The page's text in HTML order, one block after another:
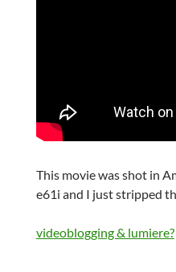
This movie was shot in
e61i and I just stripped
videoblogging & lumiere?